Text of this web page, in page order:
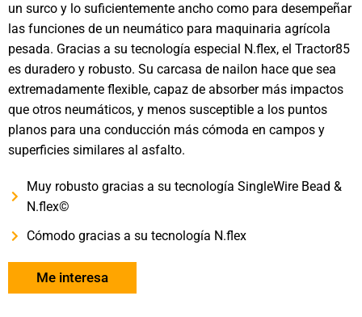
un surco y lo suficientemente ancho como para desempeñar
las funciones de un neumático para maquinaria agrícola
pesada. Gracias a su tecnología especial N.flex, el Tractor85
es duradero y robusto. Su carcasa de nailon hace que sea
extremadamente flexible, capaz de absorber más impactos
que otros neumáticos, y menos susceptible a los puntos
planos para una conducción más cómoda en campos y
superficies similares al asfalto.
Muy robusto gracias a su tecnología SingleWire Bead &
N.flex©
Cómodo gracias a su tecnología N.flex
Me interesa